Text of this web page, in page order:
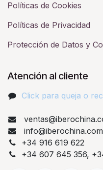
Políticas de Cookies
Políticas de Privacidad
Protección de Datos y
Atención al cliente
Click para queja o
info@iberochina.com
+34 916 619 622
+34 607 645 356,